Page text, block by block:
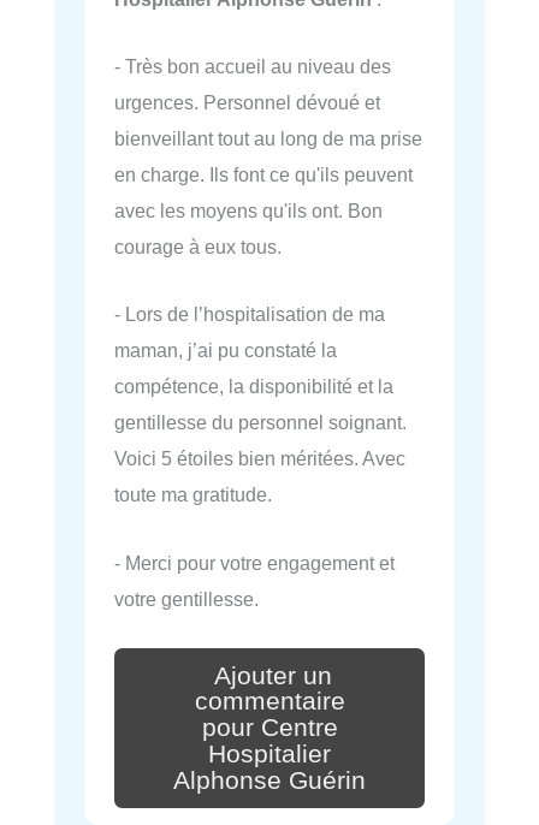
- Très bon accueil au niveau des
urgences. Personnel dévoué et
bienveillant tout au long de ma prise
en charge. Ils font ce qu'ils peuvent
avec les moyens qu'ils ont. Bon
courage à eux tous.
- Lors de l’hospitalisation de ma
maman, j’ai pu constaté la
compétence, la disponibilité et la
gentillesse du personnel soignant.
Voici 5 étoiles bien méritées. Avec
toute ma gratitude.
- Merci pour votre engagement et
votre gentillesse.
Ajouter un
commentaire
pour Centre
Hospitalier
Alphonse Guérin